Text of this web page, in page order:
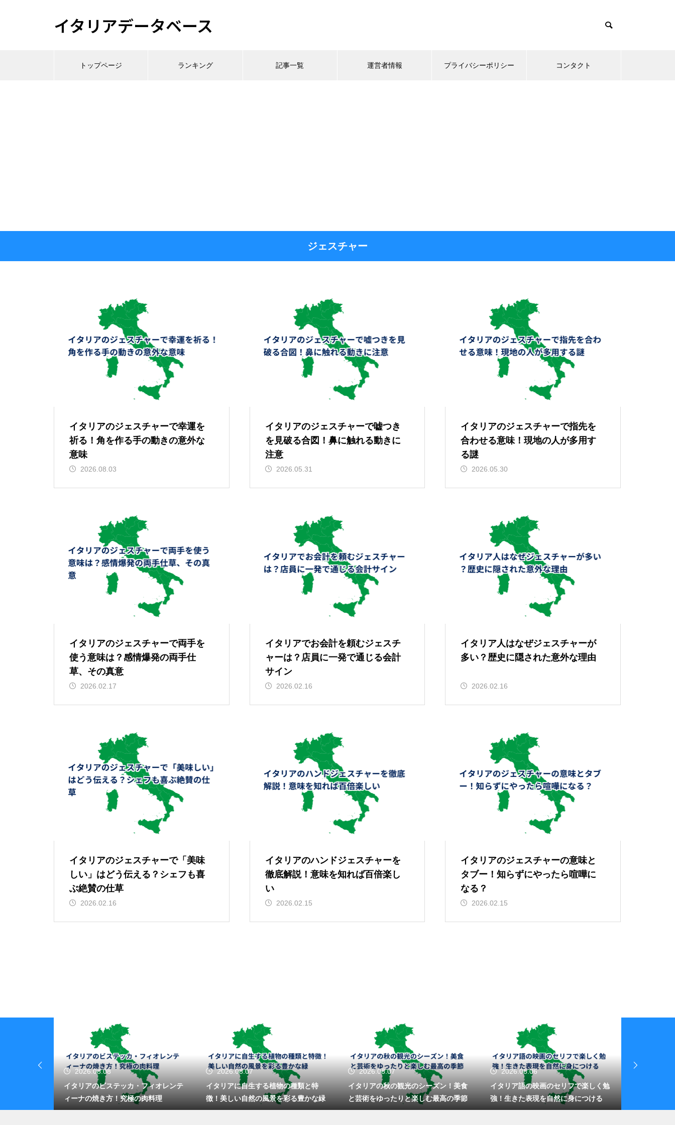
イタリアデータベース
トップページ ランキング 記事一覧 運営者情報 プライバシーポリシー コンタクト
ジェスチャー
イタリアのジェスチャーで幸運を
祈る！角を作る手の動きの意外な
意味
2026.08.03
イタリアのジェスチャーで嘘つき
を見破る合図！鼻に触れる動きに
注意
2026.05.31
イタリアのジェスチャーで指先を
合わせる意味！現地の人が多用す
る謎
2026.05.30
イタリアのジェスチャーで両手を
使う意味は？感情爆発の両手仕
草、その真意
2026.02.17
イタリアでお会計を頼むジェスチ
ャーは？店員に一発で通じる会計
サイン
2026.02.16
イタリア人はなぜジェスチャーが
多い？歴史に隠された意外な理由
2026.02.16
イタリアのジェスチャーで「美味
しい」はどう伝える？シェフも喜
ぶ絶賛の仕草
2026.02.16
イタリアのハンドジェスチャーを
徹底解説！意味を知れば百倍楽し
い
2026.02.15
イタリアのジェスチャーの意味と
タブー！知らずにやったら喧嘩に
なる？
2026.02.15
2026.08.08
イタリアのビステッカ・フィオレンテ
ィーナの焼き方！究極の肉料理
2026.08.07
イタリアに自生する植物の種類と特
徴！美しい自然の風景を彩る豊かな緑
2026.08.07
イタリアの秋の観光のシーズン！美食
と芸術をゆったりと楽しむ最高の季節
2026.08.06
イタリア語の映画のセリフで楽しく勉
強！生きた表現を自然に身につける